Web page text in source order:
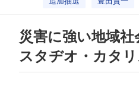
災害に強い地域
スタヂオ・カタリ